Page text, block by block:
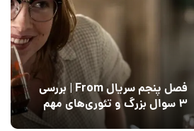
فصل پنجم سریال From | بررسی
۳ سوال بزرگ و تئوری‌های مهم
12 مرداد 1405